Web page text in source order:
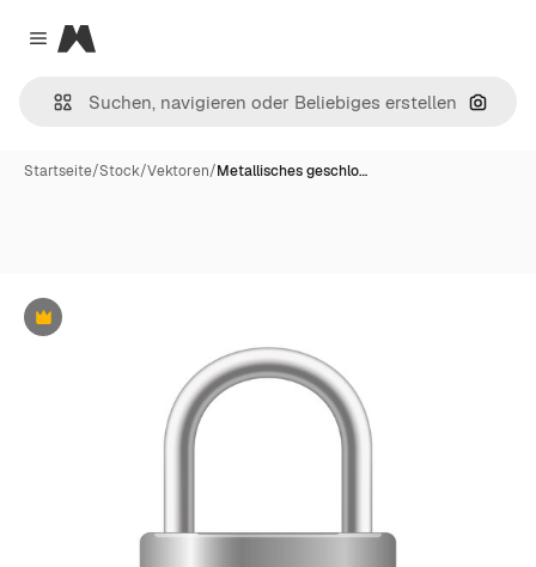
Close menu
Magnific
Nach
Startseite/Stock/Vektoren/Metallisches geschlo…
Premium